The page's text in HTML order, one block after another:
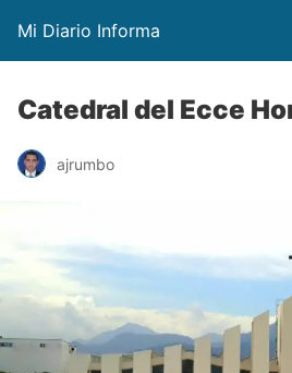
Mi Diario Informa
Catedral del Ecce
ajrumbo